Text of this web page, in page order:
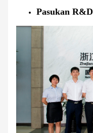
Pasukan R&D